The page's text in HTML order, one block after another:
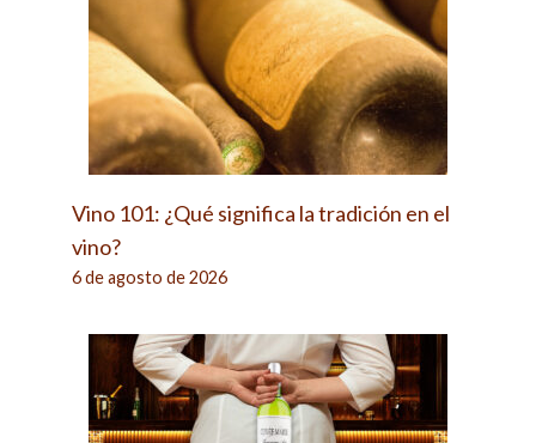
Vino 101: ¿Qué significa la tradición en el
vino?
6 de agosto de 2026